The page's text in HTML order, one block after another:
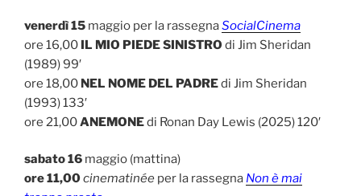
venerdì 15 maggio per la rassegnaSocialCinema
ore 16,00 IL MIO PIEDE SINISTRO di Jim Sheridan
(1989) 99′
ore 18,00 NEL NOME DEL PADREdi Jim Sheridan
(1993) 133′
ore 21,00ANEMONEdi Ronan Day Lewis (2025) 120′
sabato 16 maggio (mattina)
ore 11,00cinematinée per la rassegna Non è mai